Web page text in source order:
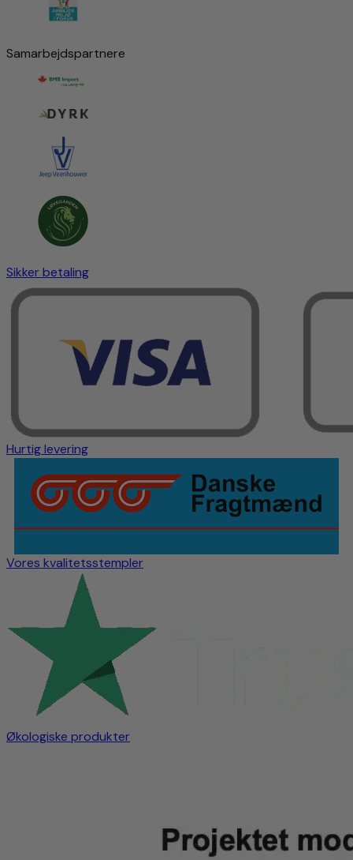
Samarbejdspartnere
Sikker betaling
Hurtig levering
Vores kvalitetsstempler
Økologiske produkter